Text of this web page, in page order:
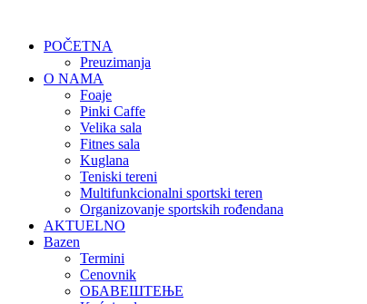
POČETNA
Preuzimanja
O NAMA
Foaje
Pinki Caffe
Velika sala
Fitnes sala
Kuglana
Teniski tereni
Multifunkcionalni sportski teren
Organizovanje sportskih rođendana
AKTUELNO
Bazen
Termini
Cenovnik
ОБАВЕШТЕЊЕ